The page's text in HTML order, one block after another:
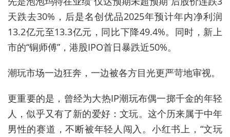
天跌去30%，后是名创优品2025年预计年内净利润
13.2亿元至13.3亿元，同比下降49.4%。同时，新上
市的“铜师傅”，港股IPO首日暴跌近50%。
潮玩市场一边狂奔，一边被各方目光更严苛地审视。
更重要的是，曾经为大热IP潮玩布偶一掷千金的年轻
人，似乎又有了新的爱好：文玩。这个历来属于中年
男性的赛道，不断被年轻人闯入。小红书上，“文玩